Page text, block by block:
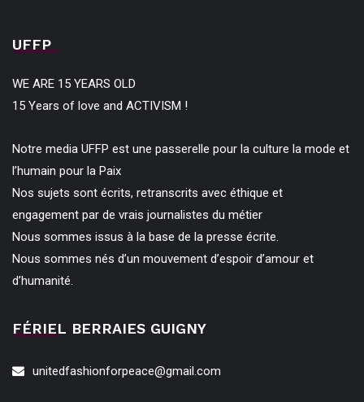
UFFP
WE ARE 15 YEARS OLD
15 Years of love and ACTIVISM !
Notre media UFFP est une passerelle pour la culture la mode et
l’humain pour la Paix
Nos sujets sont écrits, retranscrits avec éthique et
engagement par de vrais journalistes du métier
Nous sommes issus à la base de la presse écrite.
Nous sommes nés d’un mouvement d’espoir d’amour et
d’humanité.
FÉRIEL BERRAIES GUIGNY
unitedfashionforpeace@gmail.com